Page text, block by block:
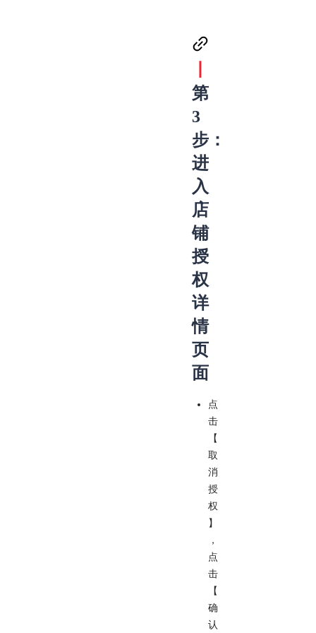
第
3
步：
进
入
店
铺
授
权
详
情
页
面
点
击
【
取
消
授
权
】
，
点
击
【
确
认